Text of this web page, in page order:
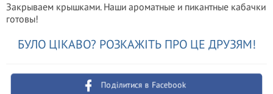
Закрываем крышками. Наши ароматные и пикантные кабачки
готовы!
БУЛО ЦІКАВО? РОЗКАЖІТЬ ПРО ЦЕ ДРУЗЯМ!
Поділитися в Facebook